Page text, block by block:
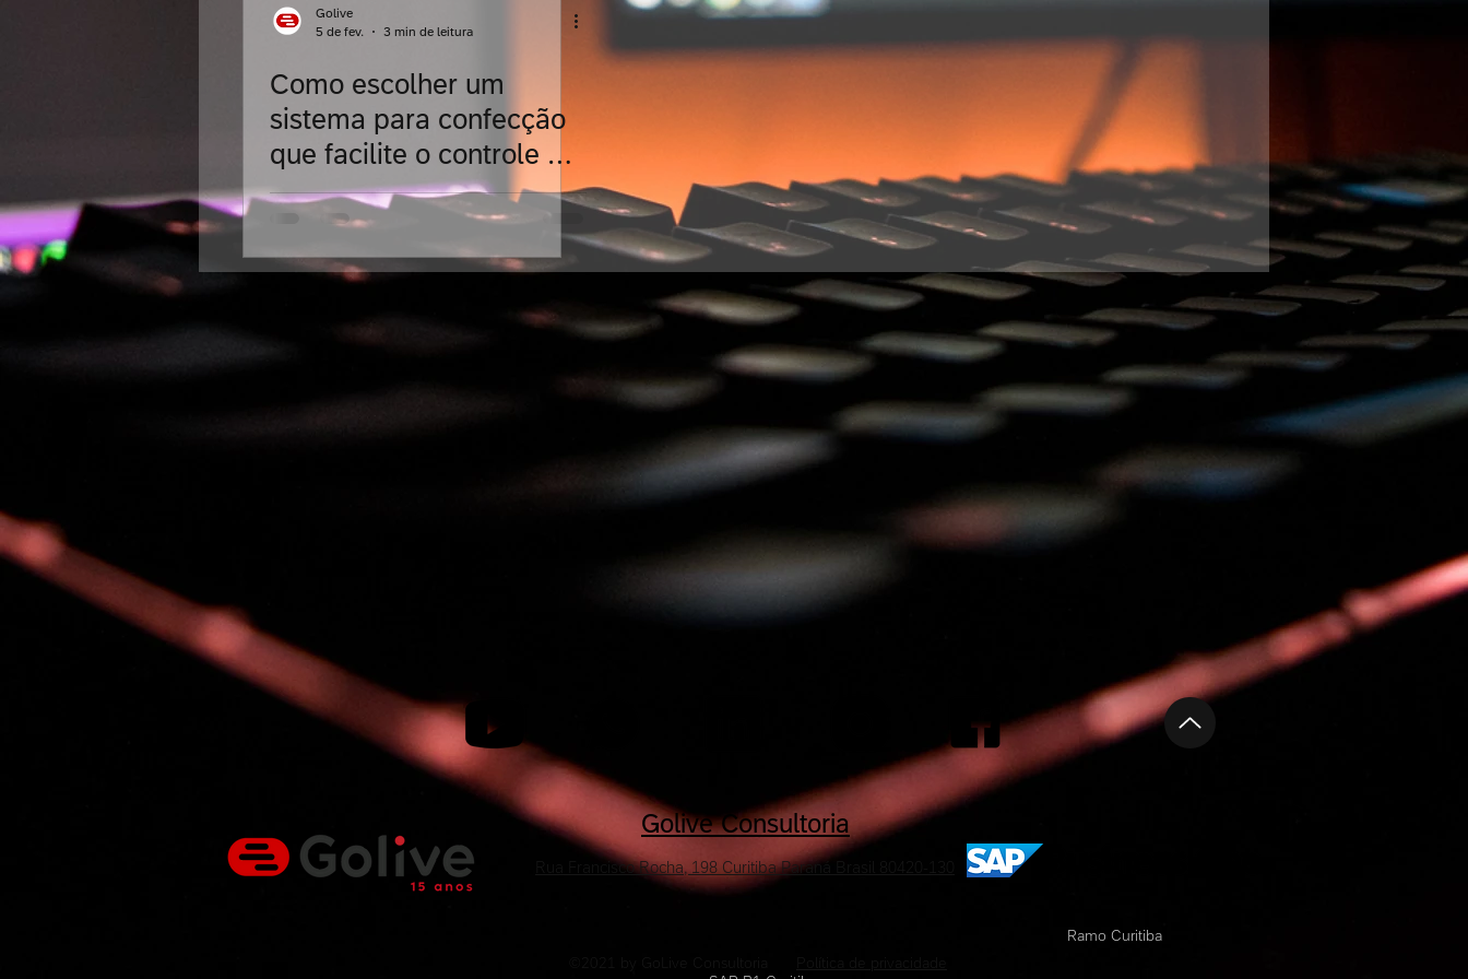
Golive
5 de fev.
3 min de leitura
Como escolher um
sistema para confecção
que facilite o controle de
produção?
Golive Consultoria
Rua Francisco Rocha, 198 Curitiba Paraná Brasil 80420-130
Ramo Curitiba